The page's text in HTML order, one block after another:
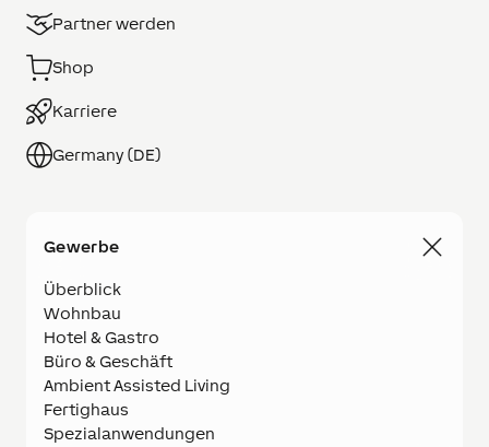
Partner werden
Shop
Karriere
Germany (DE)
Gewerbe
Überblick
Wohnbau
Hotel & Gastro
Büro & Geschäft
Ambient Assisted Living
Fertighaus
Spezialanwendungen